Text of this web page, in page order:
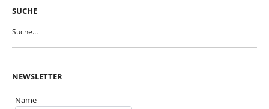
SUCHE
NEWSLETTER
Name